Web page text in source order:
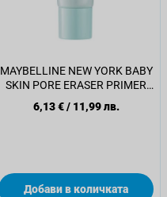
MAYBELLINE NEW YORK BABY
SKIN PORE ERASER PRIMER
Основа за грим, 22 мл.
6,13 €/ 11,99 лв.
Добави в количката